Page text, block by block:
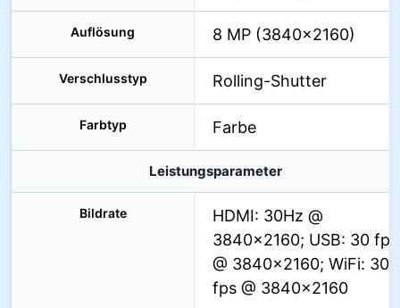
Auflösung 8 MP (3840×2160)
Verschlusstyp Rolling-Shutter
Farbtyp Farbe
Leistungsparameter
Bildrate
HDMI: 30Hz @
3840×2160; USB: 30 fps
@ 3840×2160; WiFi: 30
fps @ 3840×2160